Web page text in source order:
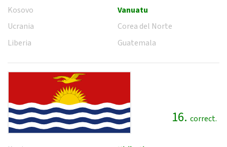
Kosovo
Ucrania
Liberia
Vanuatu
Corea del Norte
Guatemala
16. correct.